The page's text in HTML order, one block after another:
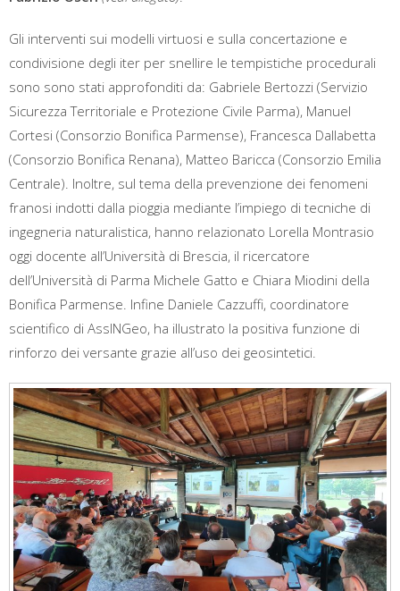
Gli interventi sui modelli virtuosi e sulla concertazione e
condivisione degli iter per snellire le tempistiche procedurali
sono sono stati approfonditi da: Gabriele Bertozzi (Servizio
Sicurezza Territoriale e Protezione Civile Parma), Manuel
Cortesi (Consorzio Bonifica Parmense), Francesca Dallabetta
(Consorzio Bonifica Renana), Matteo Baricca (Consorzio Emilia
Centrale). Inoltre, sul tema della prevenzione dei fenomeni
franosi indotti dalla pioggia mediante l’impiego di tecniche di
ingegneria naturalistica, hanno relazionato Lorella Montrasio
oggi docente all’Università di Brescia, il ricercatore
dell’Università di Parma Michele Gatto e Chiara Miodini della
Bonifica Parmense. Infine Daniele Cazzuffi, coordinatore
scientifico di AssINGeo, ha illustrato la positiva funzione di
rinforzo dei versante grazie all’uso dei geosintetici.